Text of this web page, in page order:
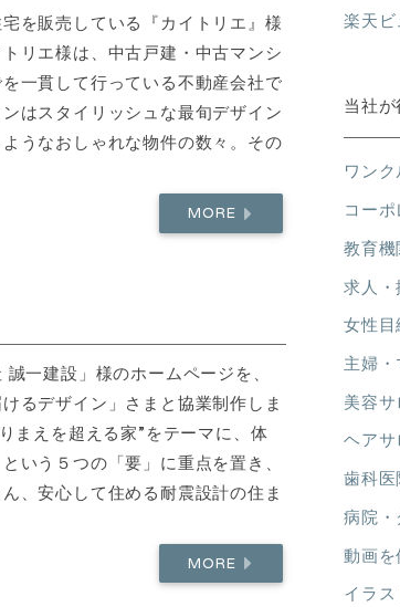
を販売している『カイトリエ』様
リエ様は、中古戸建・中古マンシ
一貫して行っている不動産会社で
はスタイリッシュな最旬デザイン
うなおしゃれな物件の数々。その
MORE
一建設」様のホームページを、
るデザイン」さまと協業制作しま
まえを超える家”をテーマに、体
いう５つの「要」に重点を置き、
、安心して住める耐震設計の住ま
MORE
楽天
当社
ワン
コー
教育機
求人・
女性目
主婦
美容
ヘアサ
歯科医
病院・
動画
イラ